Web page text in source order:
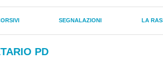
SEGNALAZIONI LA
PD